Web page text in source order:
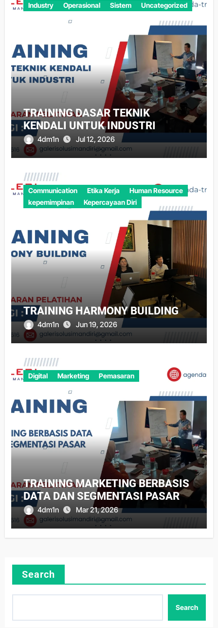
Industry Operasional Sistem Uncategorized
TRAINING DASAR TEKNIK
KENDALI UNTUK INDUSTRI
4dm1n Jul 12, 2026
Communication Etika Kerja
Human Resource
kepemimpinan
Kepercayaan Diri
TRAINING HARMONY BUILDING
4dm1n Jun 19, 2026
Digital Marketing Pemasaran
TRAINING MARKETING BERBASIS
DATA DAN SEGMENTASI PASAR
4dm1n Mar 21, 2026
Search
Search